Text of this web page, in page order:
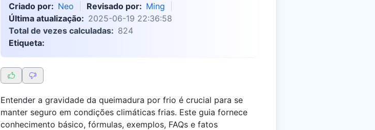
Criado por: Neo Revisado por: Ming
Última atualização: 2025-06-19 22:36:58
Total de vezes calculadas: 824
Etiqueta:
Entender a gravidade da queimadura por frio é crucial para se
manter seguro em condições climáticas frias. Este guia fornece
conhecimento básico, fórmulas, exemplos, FAQs e fatos